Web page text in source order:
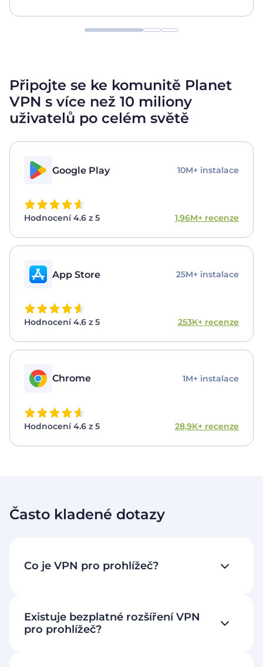
Připojte se ke komunitě Planet
VPN s více než 10 miliony
uživatelů po celém světě
Google Play 10M+ instalace
Hodnocení 4.6 z 5 1,96M+ recenze
App Store 25M+ instalace
Hodnocení 4.6 z 5 253K+ recenze
Chrome 1M+ instalace
Hodnocení 4.6 z 5 28,9K+ recenze
Často kladené dotazy
Co je VPN pro prohlížeč?
Existuje bezplatné rozšíření VPN
pro prohlížeč?